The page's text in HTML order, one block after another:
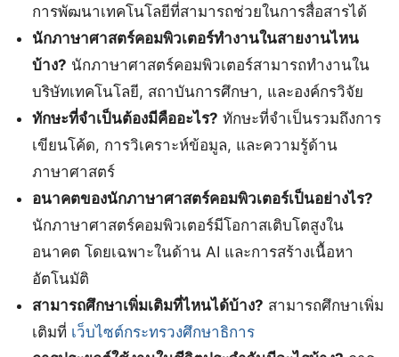
การพัฒนาเทคโนโลยีที่สามารถช่วยในการสื่อสารได้
นักภาษาศาสตร์คอมพิวเตอร์ทำงานในสายงานไหน
บ้าง? นักภาษาศาสตร์คอมพิวเตอร์สามารถทำงานใน
บริษัทเทคโนโลยี, สถาบันการศึกษา, และองค์กรวิจัย
ทักษะที่จำเป็นต้องมีคืออะไร? ทักษะที่จำเป็นรวมถึงการ
เขียนโค้ด, การวิเคราะห์ข้อมูล, และความรู้ด้าน
ภาษาศาสตร์
อนาคตของนักภาษาศาสตร์คอมพิวเตอร์เป็นอย่างไร?
นักภาษาศาสตร์คอมพิวเตอร์มีโอกาสเติบโตสูงใน
อนาคต โดยเฉพาะในด้าน AI และการสร้างเนื้อหา
อัตโนมัติ
สามารถศึกษาเพิ่มเติมที่ไหนได้บ้าง? สามารถศึกษาเพิ่ม
เติมที่ เว็บไซต์กระทรวงศึกษาธิการ